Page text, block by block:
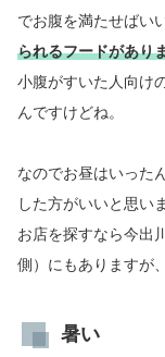
でお腹を満たせばい
られるフードがあり
小腹がすいた人向け
んですけどね。
なのでお昼はいった
した方がいいと思い
お店を探すなら今出
側）にもありますが
暑い